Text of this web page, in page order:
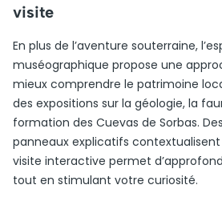
visite
En plus de l’aventure souterraine,
muséographique propose une
mieux comprendre le patrimoine
des expositions sur la géologie, la
formation des Cuevas de Sorbas.
panneaux explicatifs
visite interactive permet
tout en stimulant votre curiosité.